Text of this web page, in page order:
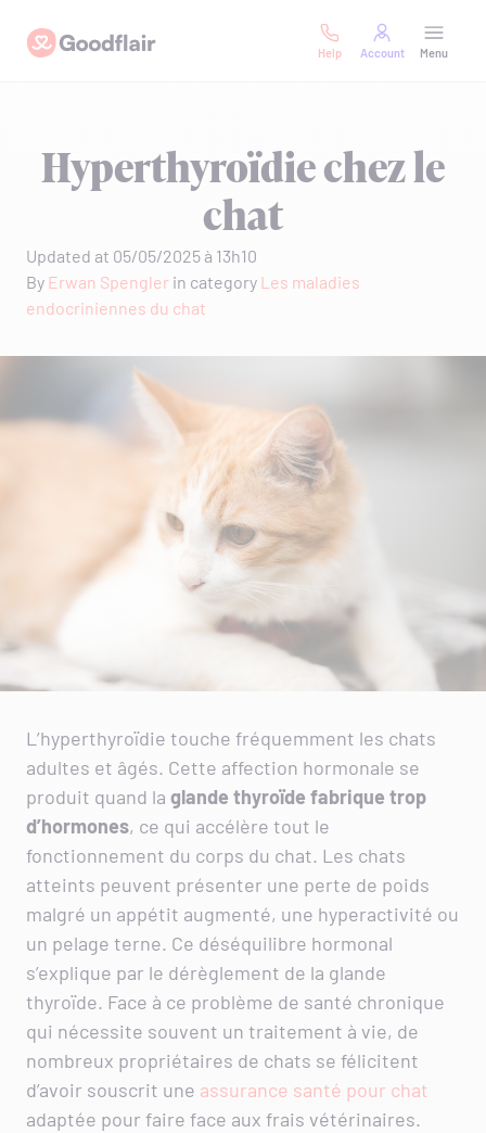
content
Goodflair
Help Account Menu
Hyperthyroïdie chez le
chat
Updated at 05/05/2025 à 13h10
By Erwan Spengler in category Les maladies
endocriniennes du chat
L’hyperthyroïdie touche fréquemment les chats
adultes et âgés. Cette affection hormonale se
produit quand la glande thyroïde fabrique trop
d’hormones, ce qui accélère tout le
fonctionnement du corps du chat. Les chats
atteints peuvent présenter une perte de poids
malgré un appétit augmenté, une hyperactivité ou
un pelage terne. Ce déséquilibre hormonal
s’explique par le dérèglement de la glande
thyroïde. Face à ce problème de santé chronique
qui nécessite souvent un traitement à vie, de
nombreux propriétaires de chats se félicitent
d’avoir souscrit une assurance santé pour chat
adaptée pour faire face aux frais vétérinaires.